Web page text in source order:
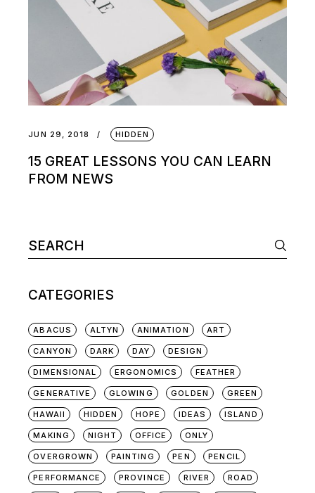
JUN 29, 2018 HIDDEN
15 GREAT LESSONS YOU CAN LEARN
FROM NEWS
CATEGORIES
ABACUS ALTYN ANIMATION ART
CANYON DARK DAY DESIGN
DIMENSIONAL ERGONOMICS FEATHER
GENERATIVE GLOWING GOLDEN GREEN
HAWAII HIDDEN HOPE IDEAS ISLAND
MAKING NIGHT OFFICE ONLY
OVERGROWN PAINTING PEN PENCIL
PERFORMANCE PROVINCE RIVER ROAD